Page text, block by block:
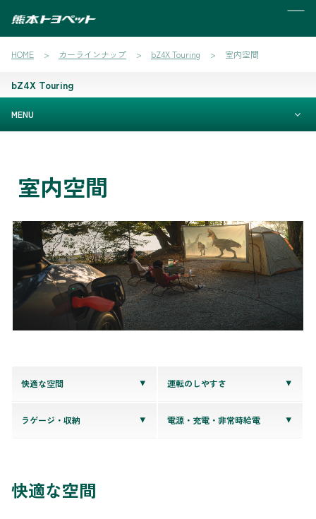
HOME カーラインナップ bZ4X Touring 室内空間
bZ4X Touring
MENU
室内空間
快適な空間 運転のしやすさ
ラゲージ・収納 電源・充電・非常時給電
快適な空間